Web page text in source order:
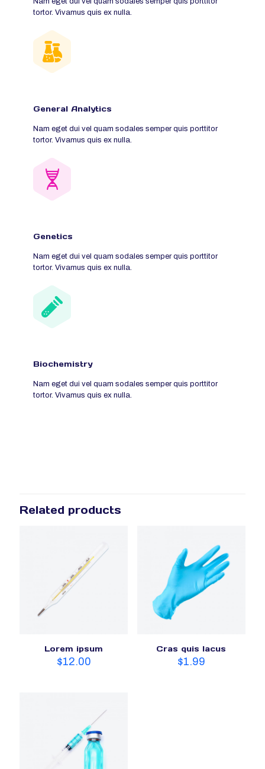
tortor. Vivamus quis ex nulla.
General Analytics
Nam eget dui vel quam sodales semper quis porttitor
tortor. Vivamus quis ex nulla.
Genetics
Nam eget dui vel quam sodales semper quis porttitor
tortor. Vivamus quis ex nulla.
Biochemistry
Nam eget dui vel quam sodales semper quis porttitor
tortor. Vivamus quis ex nulla.
Related products
Lorem ipsum
$12.00
Cras quis lacus
$1.99